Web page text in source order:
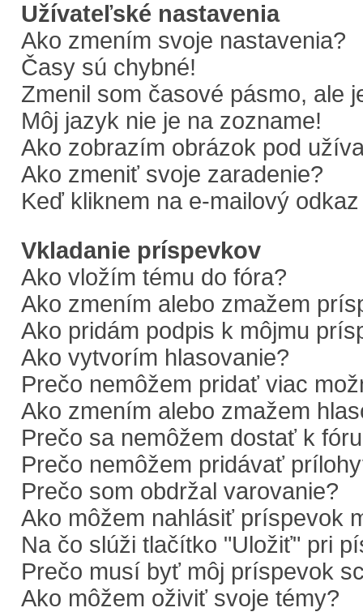
Užívateľské nastavenia
Ako zmením svoje nastavenia?
Časy sú chybné!
Zmenil som časové pásmo, ale
Môj jazyk nie je na zozname!
Ako zobrazím obrázok pod
Ako zmeniť svoje zaradenie?
Keď kliknem na e-mailový
Vkladanie príspevkov
Ako vložím tému do fóra?
Ako zmením alebo zmažem
Ako pridám podpis k môjmu
Ako vytvorím hlasovanie?
Prečo nemôžem pridať viac
Ako zmením alebo zmažem
Prečo sa nemôžem dostať k
Prečo nemôžem pridávať
Prečo som obdržal varovanie?
Ako môžem nahlásiť príspevok
Na čo slúži tlačítko "Uložiť" pri
Prečo musí byť môj príspevok
Ako môžem oživiť svoje témy?